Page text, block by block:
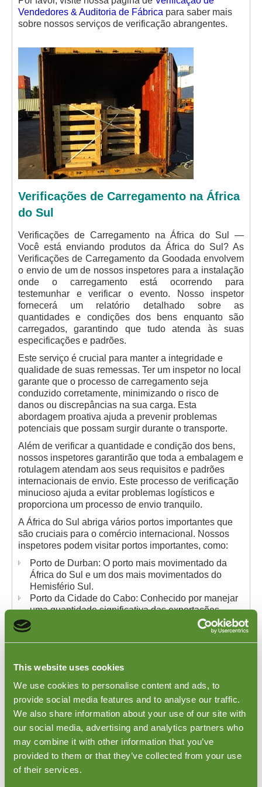
This website uses cookies
We use cookies to personalise content and ads, to
provide social media features and to analyse our traffic.
We also share information about your use of our site with
our social media, advertising and analytics partners who
may combine it with other information that you’ve
provided to them or that they’ve collected from your use
of their services.
Vendedores & Auditoria de Fábrica para saber mais
sobre nossos serviços de verificação abrangentes.
Verificações de Carregamento na África
do Sul
Verificações de Carregamento na África do Sul —
Você está enviando produtos da África do Sul? As
Verificações de Carregamento da Goodada envolvem
o envio de um de nossos inspetores para a instalação
onde o carregamento está ocorrendo para
testemunhar e verificar o evento. Nosso inspetor
fornecerá um relatório detalhado sobre as
quantidades e condições dos bens enquanto são
carregados, garantindo que tudo atenda às suas
especificações e padrões.
Este serviço é crucial para manter a integridade e
qualidade de suas remessas. Ter um inspetor no local
garante que o processo de carregamento seja
conduzido corretamente, minimizando o risco de
danos ou discrepâncias na sua carga. Esta
abordagem proativa ajuda a prevenir problemas
potenciais que possam surgir durante o transporte.
Além de verificar a quantidade e condição dos bens,
nossos inspetores garantirão que toda a embalagem e
rotulagem atendam aos seus requisitos e padrões
internacionais de envio. Este processo de verificação
minucioso ajuda a evitar problemas logísticos e
proporciona um processo de envio tranquilo.
A África do Sul abriga vários portos importantes que
são cruciais para o comércio internacional. Nossos
inspetores podem visitar portos importantes, como:
Porto de Durban: O porto mais movimentado da
África do Sul e um dos mais movimentados do
Hemisfério Sul.
Porto da Cidade do Cabo: Conhecido por manejar
uma quantidade significativa das exportações
agrícolas da África do Sul.
Porto de Ngqura: Um porto moderno e de águas
profundas que manuseia contêineres e carga a
Porto de Port Elizabeth: Importante para a
exportação de manganês e componentes
automotivos.
Porto de Richards Bay: A maior instalação de
exportação de carvão do mundo.
Para mais detalhes sobre nossas abrangentes
Verificações de Carregamento e para entender como
este serviço pode beneficiar seu negócio, por favor,
visite a página de